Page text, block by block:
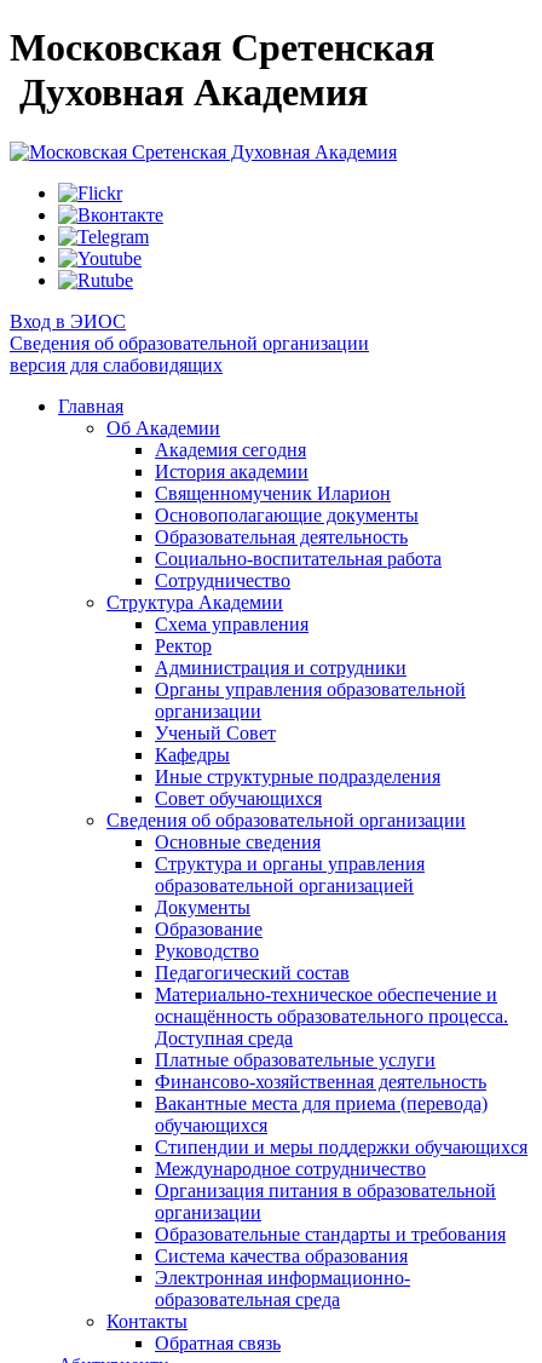
Московская Сретенская
Духовная Академия
Вход в ЭИОС
Сведения об образовательной организации
версия для слабовидящих
Главная
Об Академии
Академия сегодня
История академии
Священномученик Иларион
Основополагающие документы
Образовательная деятельность
Социально-воспитательная работа
Сотрудничество
Структура Академии
Схема управления
Ректор
Администрация и сотрудники
Органы управления образовательной
организации
Ученый Совет
Кафедры
Иные структурные подразделения
Совет обучающихся
Сведения об образовательной организации
Основные сведения
Структура и органы управления
образовательной организацией
Документы
Образование
Руководство
Педагогический состав
Материально-техническое обеспечение и
оснащённость образовательного процесса.
Доступная среда
Платные образовательные услуги
Финансово-хозяйственная деятельность
Вакантные места для приема (перевода)
обучающихся
Стипендии и меры поддержки обучающихся
Международное сотрудничество
Организация питания в образовательной
организации
Образовательные стандарты и требования
Система качества образования
Электронная информационно-
образовательная среда
Контакты
Обратная связь